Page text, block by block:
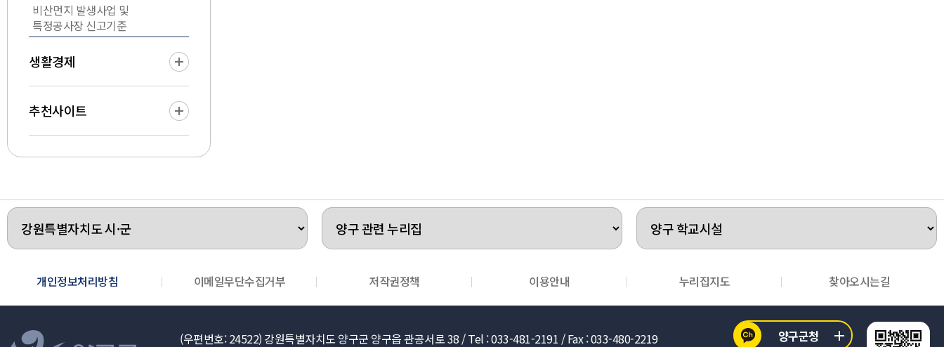
비산먼지 발생사업 및
특정공사장 신고기준
생활경제
추천사이트
개인정보처리방침 이메일무단수집거부 저작권정책 이용안내 누리집지도 찾아오시는길
(우편번호: 24522) 강원특별자치도 양구군 양구읍 관공서로 38 /Tel : 033-481-2191 /Fax : 033-480-2219 양구군청